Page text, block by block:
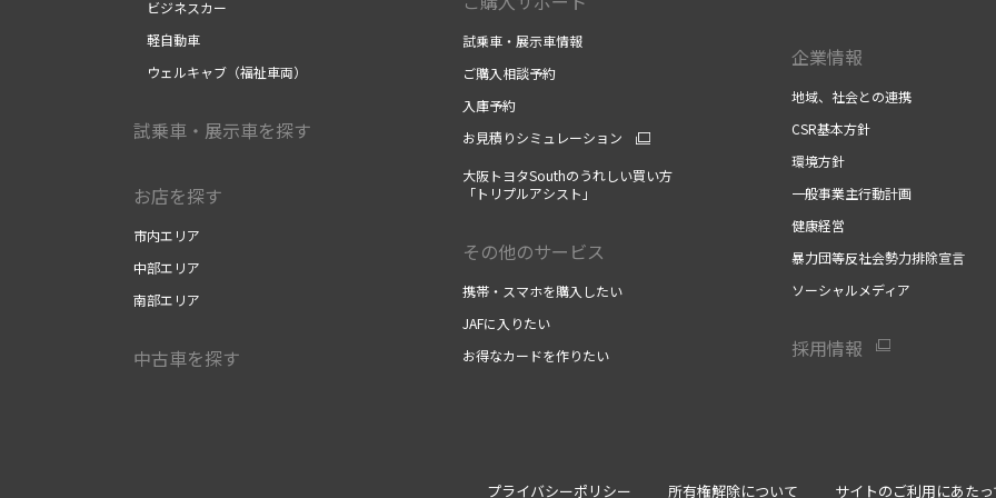
ビジネスカー
軽自動車
ウェルキャブ（福祉車両）
試乗車・展示車を探す
お店を探す
市内エリア
中部エリア
南部エリア
中古車を探す
試乗車・展示車情報
ご購入相談予約
入庫予約
お見積りシミュレーション
大阪トヨタSouthのうれしい買い方
「トリプルアシスト」
その他のサービス
携帯・スマホを購入したい
JAFに入りたい
お得なカードを作りたい
企業情報
地域、社会との連携
CSR基本方針
環境方針
一般事業主行動計画
健康経営
暴力団等反社会勢力排除宣言
ソーシャルメディア
採用情報
プライバシーポリシー 所有権解除について サイトのご利用にあた